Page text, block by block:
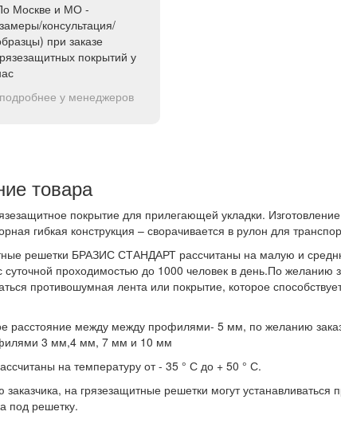
Москве и МО -
консультация/
при заказе
покрытий у
у менеджеров
товара
покрытие для прилегающей укладки.
гибкая конструкция – сворачивается в рулон для
решетки БРАЗИС СТАНДАРТ рассчитаны на малую и
суточной проходимостью до 1000 человек в день.По желанию
противошумная лента или покрытие, которое
расстояние между между профилями- 5 мм, по желанию
3 мм,4 мм, 7 мм и 10 мм
на температуру от - 35 ° С до + 50 ° С.
на грязезащитные решетки могут
под решетку.